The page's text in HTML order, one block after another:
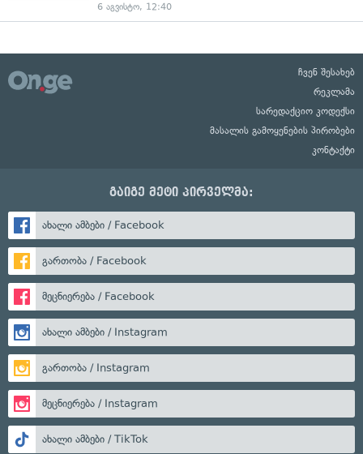
6 აგვისტო, 12:40
ჩვენ შესახებ
რეკლამა
სარედაქციო კოდექსი
მასალის გამოყენების პირობები
კონტაქტი
გაიგე მეტი პირველმა:
ახალი ამბები / Facebook
გართობა / Facebook
მეცნიერება / Facebook
ახალი ამბები / Instagram
გართობა / Instagram
მეცნიერება / Instagram
ახალი ამბები / TikTok